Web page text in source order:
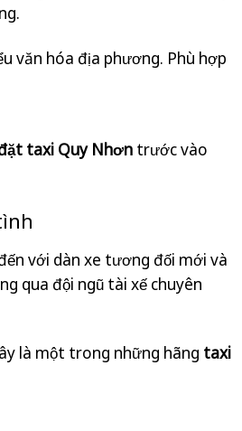
văn hóa địa phương. Phù hợp
taxi Quy Nhơn trước vào
với dàn xe tương đối mới và
qua đội ngũ tài xế chuyên
là một trong những hãng taxi